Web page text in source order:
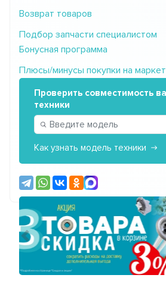
Возврат товаров
Подбор запчасти специалистом
Бонусная программа
Плюсы/минусы покупки на
Проверить совместимость
техники
Как узнать модель техники
Предыдущий